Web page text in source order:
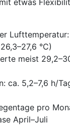
Lufttemperatur:
°C)
meist
ca. 5,2–7,6 h/
pro
April–Juli